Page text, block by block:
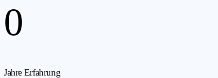
0
Jahre Erfahrung